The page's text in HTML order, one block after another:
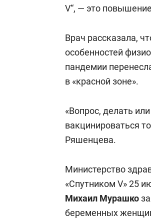
V“, — это
Врач рассказала,
особенностей
пандемии
в «красной зоне».
«Вопрос, делать
вакцинироваться
Ряшенцева.
Министерство
«Спутником V» 25
Михаил Мурашко
беременных